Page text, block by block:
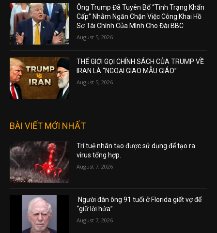
Ông Trump Đã Tuyên Bố “Tình Trạng Khẩn
Cấp” Nhằm Ngăn Chặn Việc Công Khai Hồ
Sơ Tài Chính Của Mình Cho Đài BBC
August 5, 2026
THẾ GIỚI GỌI CHÍNH SÁCH CỦA TRUMP VỀ
IRAN LÀ “NGOẠI GIAO MẪU GIÁO”
August 5, 2026
BÀI VIẾT MỚI NHẤT
Trí tuệ nhân tạo được sử dụng để tạo ra
virus tổng hợp.
August 7, 2026
Người đàn ông 91 tuổi ở Florida giết vợ để
“giữ lời hứa”
August 7, 2026